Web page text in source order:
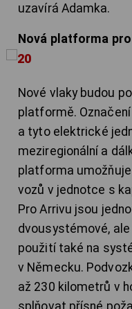
uzavírá Adamka.
Nová platforma
Nové vlaky budou
platformě.
a tyto elektrické
meziregionální a
platforma
vozů v jednotce s
Pro Arrivu jsou
dvousystémové,
použití také na
v Německu.
až 230 kilometrů v
splňovat přísné